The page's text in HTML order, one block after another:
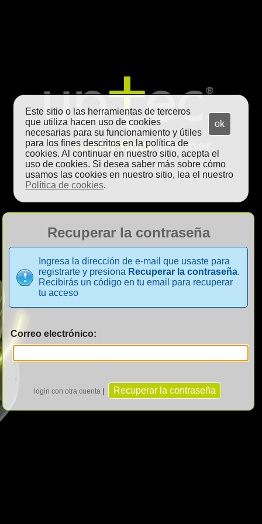
Recuperar la contraseña
Ingresa la dirección de e-mail que usaste para
registrarte y presiona Recuperar la contraseña.
Recibirás un código en tu email para recuperar
tu acceso
Correo electrónico:
login con otra cuenta|
ok
Este sitio o las herramientas de terceros
que utiliza hacen uso de cookies
necesarias para su funcionamiento y útiles
para los fines descritos en la política de
cookies. Al continuar en nuestro sitio, acepta el
uso de cookies. Si desea saber más sobre cómo
usamos las cookies en nuestro sitio, lea el nuestro
Política de cookies.